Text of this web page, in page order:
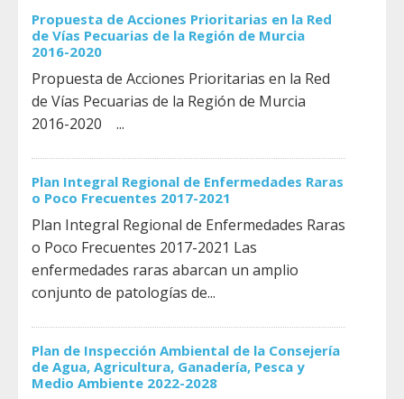
Propuesta de Acciones Prioritarias en la Red
de Vías Pecuarias de la Región de Murcia
2016-2020
Propuesta de Acciones Prioritarias en la Red
de Vías Pecuarias de la Región de Murcia
2016-2020 ...
Plan Integral Regional de Enfermedades Raras
o Poco Frecuentes 2017-2021
Plan Integral Regional de Enfermedades Raras
o Poco Frecuentes 2017-2021 Las
enfermedades raras abarcan un amplio
conjunto de patologías de...
Plan de Inspección Ambiental de la Consejería
de Agua, Agricultura, Ganadería, Pesca y
Medio Ambiente 2022-2028